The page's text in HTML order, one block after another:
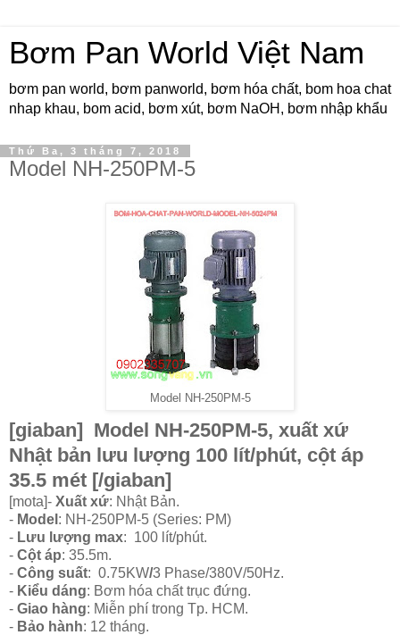
Bơm Pan World Việt Nam
bơm pan world, bơm panworld, bơm hóa chất, bom hoa chat
nhap khau, bom acid, bơm xút, bơm NaOH, bơm nhập khẩu
Thứ Ba, 3 tháng 7, 2018
Model NH-250PM-5
Model NH-250PM-5
[giaban] Model NH-250PM-5, xuất xứ
Nhật bản lưu lượng 100 lít/phút, cột áp
35.5 mét [/giaban]
[mota]- Xuất xứ: Nhật Bản.
- Model : NH-250PM-5 (Series: PM)
- Lưu lượng max: 100 lít/phút.
- Cột áp: 35.5m.
- Công suất: 0.75KW/3 Phase/380V/50Hz.
- Kiểu dáng: Bơm hóa chất trục đứng.
- Giao hàng: Miễn phí trong Tp. HCM.
- Bảo hành: 12 tháng.